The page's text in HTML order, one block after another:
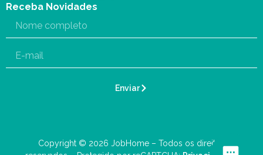
Receba Novidades
Enviar
Copyright © 2026 JobHome – Todos os direitos